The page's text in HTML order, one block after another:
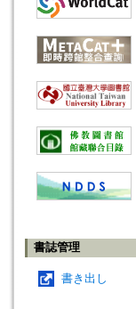
書誌管理
書き出し